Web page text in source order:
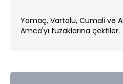
Yamaç, Vartolu, Cumali ve
Amca'yı tuzaklarına çektiler.